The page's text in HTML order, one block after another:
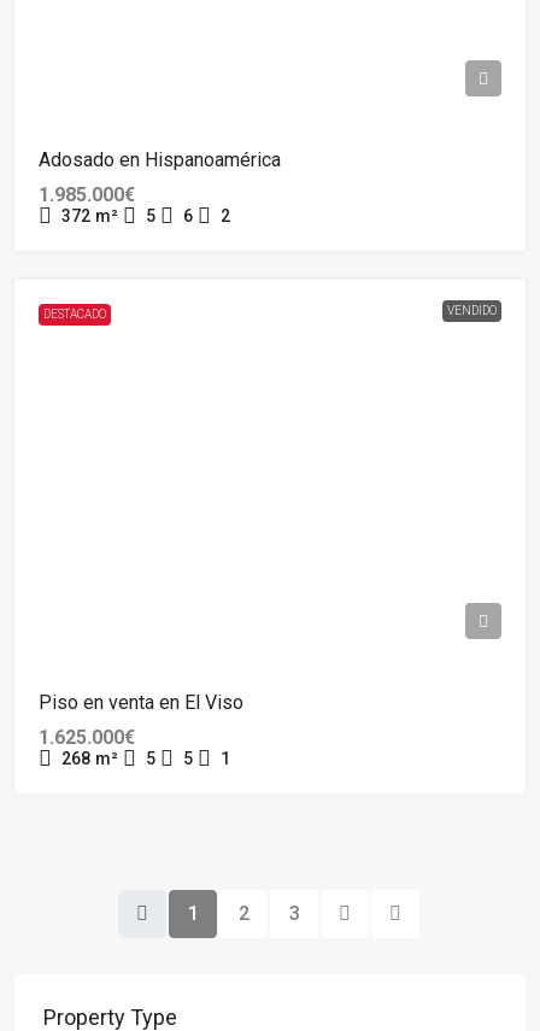
Adosado en Hispanoamérica
1.985.000€
372 m² 5 6 2
DESTACADO VENDIDO
Piso en venta en El Viso
1.625.000€
268 m² 5 5 1
1 2 3
Property Type